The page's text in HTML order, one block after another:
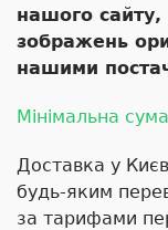
нашого сайту,
зображень
нашими
Мінімальна
Доставка у
будь-яким
за тарифами